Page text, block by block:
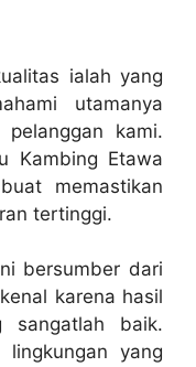
ialah yang
utamanya
kami.
Kambing Etawa
memastikan
tertinggi.
bersumber dari
karena hasil
sangatlah baik.
yang